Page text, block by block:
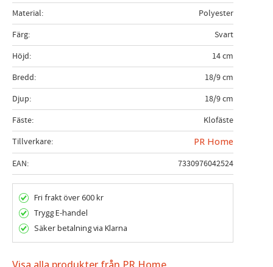
Material
Polyester
Färg
Svart
Höjd
14 cm
Bredd
18/9 cm
Djup
18/9 cm
Fäste
Klofäste
Tillverkare
PR Home
EAN
7330976042524
Fri frakt över 600 kr
Trygg E-handel
Säker betalning via Klarna